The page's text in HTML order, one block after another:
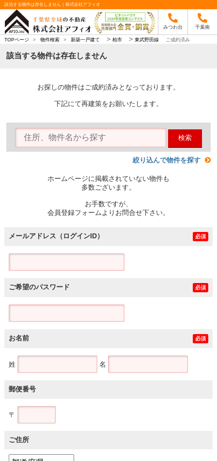
該当する物件は存在しません｜株式会社アフィオ
みつわ台 千葉南
TOPページ > 物件検索 > 新築一戸建て > 柏市 > 東武野田線 ご成約済み
該当する物件は存在しません
お探しの物件はご成約済みとなっております。
下記にて再建策をお願いたします。
検索
絞り込んで物件を探す
ホームページに掲載されていない物件も
多数ございます。
お手数ですが、
会員登録フォームよりお問合せ下さい。
メールアドレス（ログインID） 必須
ご希望のパスワード 必須
お名前 必須
姓 名
郵便番号
〒
ご住所